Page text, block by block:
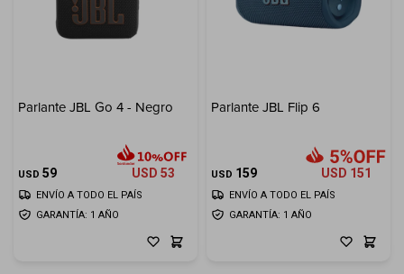
Parlante JBL Go 4 - Negro
USD 59 USD 53
GARANTÍA: 1 AÑO
ENVÍO A TODO EL PAÍS
Parlante JBL Flip 6
USD 159 USD 151
GARANTÍA: 1 AÑO
ENVÍO A TODO EL PAÍS